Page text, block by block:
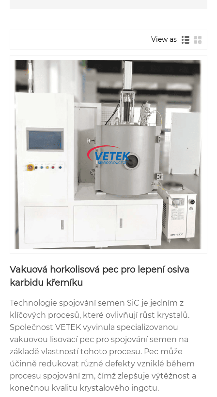
View as
Vakuová horkolisová pec pro lepení osiva
karbidu křemíku
Technologie spojování semen SiC je jedním z
klíčových procesů, které ovlivňují růst krystalů.
Společnost VETEK vyvinula specializovanou
vakuovou lisovací pec pro spojování semen na
základě vlastností tohoto procesu. Pec může
účinně redukovat různé defekty vzniklé během
procesu spojování zrn, čímž zlepšuje výtěžnost a
konečnou kvalitu krystalového ingotu.